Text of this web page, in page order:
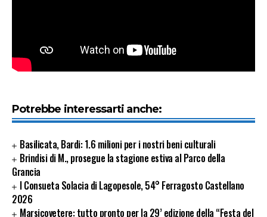
Potrebbe interessarti anche:
Basilicata, Bardi: 1.6 milioni per i nostri beni culturali
Brindisi di M., prosegue la stagione estiva al Parco della
Grancia
I Consueta Solacia di Lagopesole, 54° Ferragosto Castellano
2026
Marsicovetere: tutto pronto per la 29’ edizione della “Festa del